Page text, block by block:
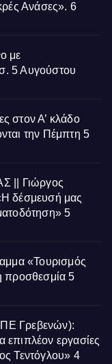
Ανάσες». 6
με
5 Αυγούστου
στον Α’ κλάδο
την Πέμπτη 5
|| Γιώργος
δέσμευσή μας
5
«Τουρισμός
προσθεσμία 5
Γρεβενών):
εργασίες
Τεντόγλου» 4